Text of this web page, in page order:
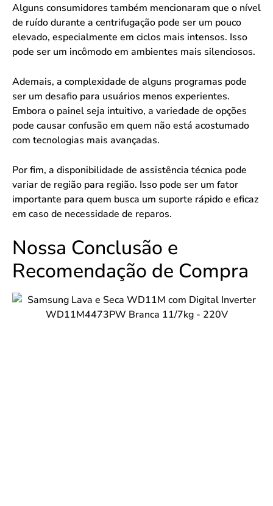
Alguns consumidores também mencionaram que o nível
de ruído durante a centrifugação pode ser um pouco
elevado, especialmente em ciclos mais intensos. Isso
pode ser um incômodo em ambientes mais silenciosos.
Ademais, a complexidade de alguns programas pode
ser um desafio para usuários menos experientes.
Embora o painel seja intuitivo, a variedade de opções
pode causar confusão em quem não está acostumado
com tecnologias mais avançadas.
Por fim, a disponibilidade de assistência técnica pode
variar de região para região. Isso pode ser um fator
importante para quem busca um suporte rápido e eficaz
em caso de necessidade de reparos.
Nossa Conclusão e
Recomendação de Compra